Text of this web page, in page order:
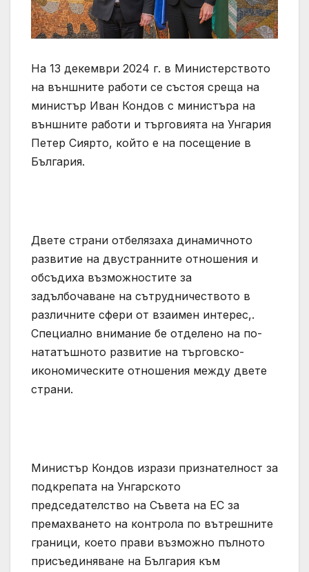
На 13 декември 2024 г. в Министерството
на външните работи се състоя среща на
министър Иван Кондов с министъра на
външните работи и търговията на Унгария
Петер Сиярто, който е на посещение в
България.
Двете страни отбелязаха динамичното
развитие на двустранните отношения и
обсъдиха възможностите за
задълбочаване на сътрудничеството в
различните сфери от взаимен интерес,.
Специално внимание бе отделено на по-
нататъшното развитие на търговско-
икономическите отношения между двете
страни.
Министър Кондов изрази признателност за
подкрепата на Унгарското
председателство на Съвета на ЕС за
премахването на контрола по вътрешните
граници, което прави възможно пълното
присъединяване на България към